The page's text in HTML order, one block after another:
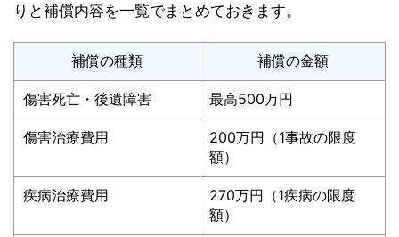
りと補償内容を一覧でまとめておきます。
補償の種類 補償の金額
傷害死亡・後遺障害 最高500万円
傷害治療費用
200万円（1事故の限度
額）
疾病治療費用
270万円（1疾病の限度
額）